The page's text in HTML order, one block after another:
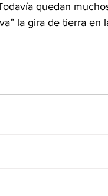
quedan
la gira de tierra en